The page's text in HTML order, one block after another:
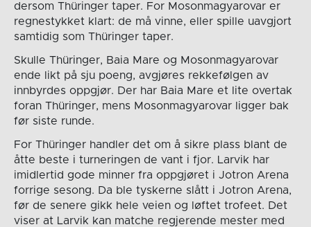
dersom Thüringer taper. For Mosonmagyarovar er
regnestykket klart: de må vinne, eller spille uavgjort
samtidig som Thüringer taper.
Skulle Thüringer, Baia Mare og Mosonmagyarovar
ende likt på sju poeng, avgjøres rekkefølgen av
innbyrdes oppgjør. Der har Baia Mare et lite overtak
foran Thüringer, mens Mosonmagyarovar ligger bak
før siste runde.
For Thüringer handler det om å sikre plass blant de
åtte beste i turneringen de vant i fjor. Larvik har
imidlertid gode minner fra oppgjøret i Jotron Arena
forrige sesong. Da ble tyskerne slått i Jotron Arena,
før de senere gikk hele veien og løftet trofeet. Det
viser at Larvik kan matche regjerende mester med